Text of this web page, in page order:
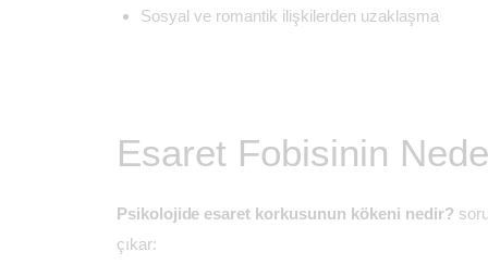
Sosyal ve romantik ilişkilerden uzaklaşma
Esaret Fobisinin
Psikolojide esaret korkusunun kökeni nedir?
çıkar: